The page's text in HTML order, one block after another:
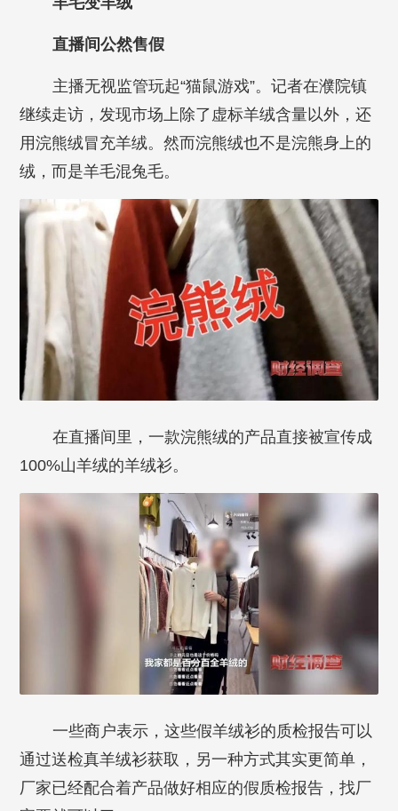
直播间公然售假
主播无视监管玩起“猫鼠游戏”。记者在濮院镇
继续走访，发现市场上除了虚标羊绒含量以外，还
用浣熊绒冒充羊绒。然而浣熊绒也不是浣熊身上的
绒，而是羊毛混兔毛。
在直播间里，一款浣熊绒的产品直接被宣传成
100%山羊绒的羊绒衫。
一些商户表示，这些假羊绒衫的质检报告可以
通过送检真羊绒衫获取，另一种方式其实更简单，
厂家已经配合着产品做好相应的假质检报告，找厂